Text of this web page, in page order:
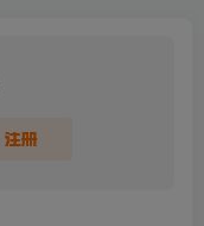
注册